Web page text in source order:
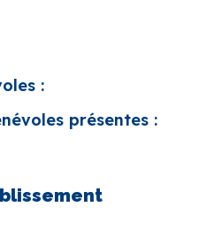
:
présentes :